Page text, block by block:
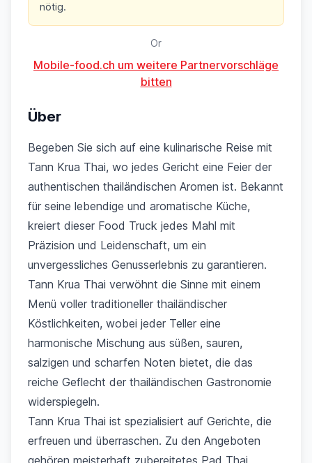
nötig.
Or
Mobile-food.ch um weitere Partnervorschläge
bitten
Über
Begeben Sie sich auf eine kulinarische Reise mit
Tann Krua Thai, wo jedes Gericht eine Feier der
authentischen thailändischen Aromen ist. Bekannt
für seine lebendige und aromatische Küche,
kreiert dieser Food Truck jedes Mahl mit
Präzision und Leidenschaft, um ein
unvergessliches Genusserlebnis zu garantieren.
Tann Krua Thai verwöhnt die Sinne mit einem
Menü voller traditioneller thailändischer
Köstlichkeiten, wobei jeder Teller eine
harmonische Mischung aus süßen, sauren,
salzigen und scharfen Noten bietet, die das
reiche Geflecht der thailändischen Gastronomie
widerspiegeln.
Tann Krua Thai ist spezialisiert auf Gerichte, die
erfreuen und überraschen. Zu den Angeboten
gehören meisterhaft zubereitetes Pad Thai,